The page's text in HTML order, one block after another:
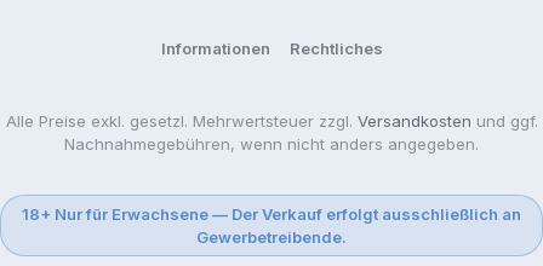
Informationen Rechtliches
Alle Preise exkl. gesetzl. Mehrwertsteuer zzgl. Versandkosten und ggf.
Nachnahmegebühren, wenn nicht anders angegeben.
18+ Nur für Erwachsene — Der Verkauf erfolgt ausschließlich an
Gewerbetreibende.